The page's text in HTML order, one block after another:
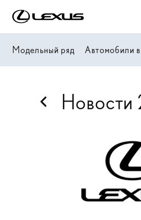
Модельный ряд Автомобили
Новости